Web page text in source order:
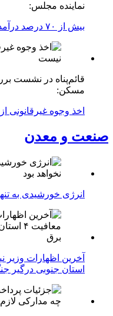
نماینده مجلس:
بیش از ۷۰ درصد درآمد خانوار صرف اجاره خانه می‌شود
قائم‌پناه در نشست
مسکن:
اخذ وجوه
صنعت و معدن
انرژی خورشیدی به
استان جنوبی درگیر